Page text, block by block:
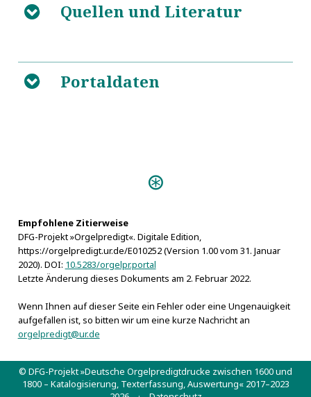
B Quellen und Literatur
B Portaldaten
Louise Friederike von Mecklenburg-Schwerin
Empfohlene Zitierweise
DFG-Projekt »Orgelpredigt«. Digitale Edition,
https://orgelpredigt.ur.de/E010252 (Version 1.00 vom 31. Januar
2020). DOI: 10.5283/orgelpr.portal
Letzte Änderung dieses Dokuments am 2. Februar 2022.
Wenn Ihnen auf dieser Seite ein Fehler oder eine Ungenauigkeit
aufgefallen ist, so bitten wir um eine kurze Nachricht an
orgelpredigt@ur.de
© DFG-Projekt »Deutsche Orgelpredigtdrucke zwischen 1600 und
1800 – Katalogisierung, Texterfassung, Auswertung« 2017–2023